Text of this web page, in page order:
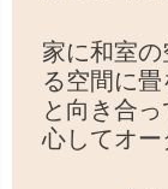
家に和室の
る空間に
と向き合っ
心してオー